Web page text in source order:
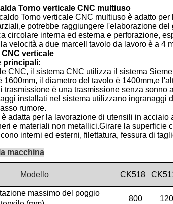
Torno verticale CNC multiuso
Torno verticale CNC multiuso è adatto
potrebbe raggiungere l'elaborazione
circolare interna ed esterna e perforazione,
velocità a due marceIl tavolo da lavoro è a 4
verticale
principali:
CNC, il sistema CNC utilizza il sistema
1600mm, il diametro del tavolo è 1400mm,e
trasmissione è una trasmissione senza
installati nel sistema utilizzano ingranaggi
rumore.
adatta per la lavorazione di utensili in
e materiali non metallici.Girare la
interni ed esterni, filettatura, fessura di
macchina
Modello CK518
massimo del poggio
800